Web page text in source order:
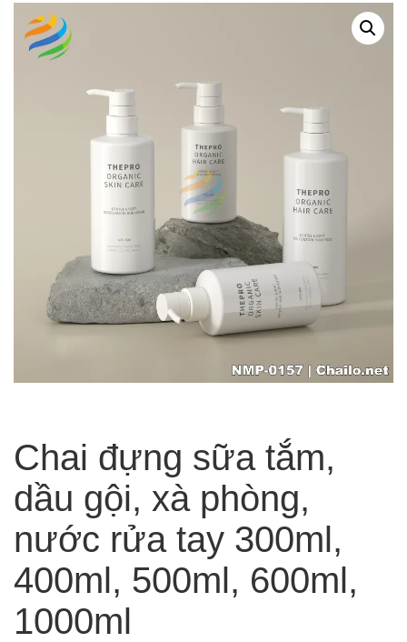
Chai đựng sữa tắm,
dầu gội, xà phòng,
nước rửa tay 300ml,
400ml, 500ml, 600ml,
1000ml